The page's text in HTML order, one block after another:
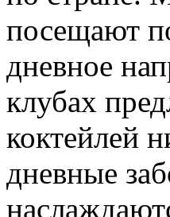
посещают
дневное
клубах
коктейлей
дневные